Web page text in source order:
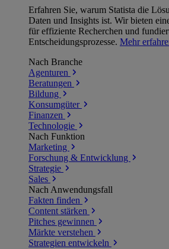
Erfahren Sie, warum Statista die
Daten und Insights ist. Wir bieten
für effiziente Recherchen und
Entscheidungsprozesse. Mehr
Nach Branche
Agenturen
Beratungen
Bildung
Konsumgüter
Finanzen
Technologie
Nach Funktion
Marketing
Forschung & Entwicklung
Strategie
Sales
Nach Anwendungsfall
Fakten finden
Content stärken
Pitches gewinnen
Märkte verstehen
Strategien entwickeln